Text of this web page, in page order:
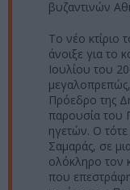
βυζαντινών
Το νέο κτίριο
άνοιξε για το
Ιουλίου του
Πρόεδρο της
παρουσία του
ηγετών. Ο
Σαμαράς, σε
ολόκληρο τον
που